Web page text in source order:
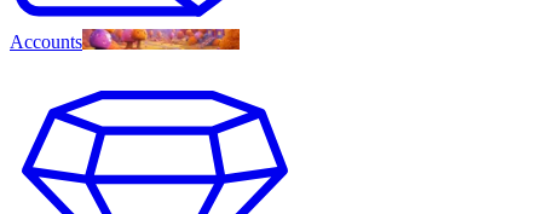
Accounts